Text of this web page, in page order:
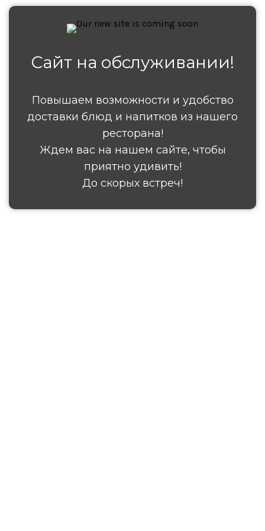
Сайт на обслуживании!
Повышаем возможности и удобство
доставки блюд и напитков из нашего
ресторана!
Ждем вас на нашем сайте, чтобы
приятно удивить!
До скорых встреч!